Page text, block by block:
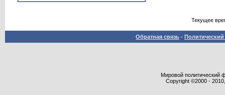
Текущее
Обратная связь -
Мировой политический
Copyright ©2000 -